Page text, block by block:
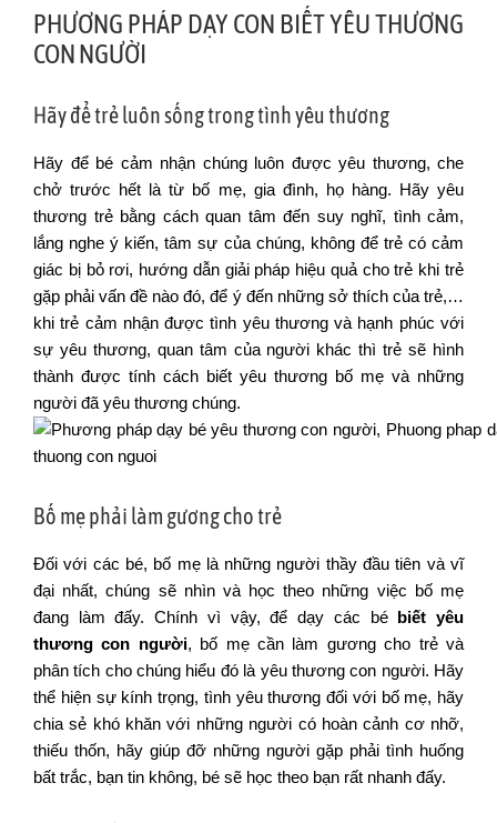
PHƯƠNG PHÁP DẠY CON BIẾT YÊU THƯƠNG
CON NGƯỜI
Hãy để trẻ luôn sống trong tình yêu thương
Hãy để bé cảm nhận chúng luôn được yêu thương, che
chở trước hết là từ bố mẹ, gia đình, họ hàng. Hãy yêu
thương trẻ bằng cách quan tâm đến suy nghĩ, tình cảm,
lắng nghe ý kiến, tâm sự của chúng, không để trẻ có cảm
giác bị bỏ rơi, hướng dẫn giải pháp hiệu quả cho trẻ khi trẻ
gặp phải vấn đề nào đó, để ý đến những sở thích của trẻ,…
khi trẻ cảm nhận được tình yêu thương và hạnh phúc với
sự yêu thương, quan tâm của người khác thì trẻ sẽ hình
thành được tính cách biết yêu thương bố mẹ và những
người đã yêu thương chúng.
Bố mẹ phải làm gương cho trẻ
Đối với các bé, bố mẹ là những người thầy đầu tiên và vĩ
đại nhất, chúng sẽ nhìn và học theo những việc bố mẹ
đang làm đấy. Chính vì vậy, để dạy các bé biết yêu
thương con người, bố mẹ cần làm gương cho trẻ và
phân tích cho chúng hiểu đó là yêu thương con người. Hãy
thể hiện sự kính trọng, tình yêu thương đối với bố mẹ, hãy
chia sẻ khó khăn với những người có hoàn cảnh cơ nhỡ,
thiếu thốn, hãy giúp đỡ những người gặp phải tình huống
bất trắc, bạn tin không, bé sẽ học theo bạn rất nhanh đấy.